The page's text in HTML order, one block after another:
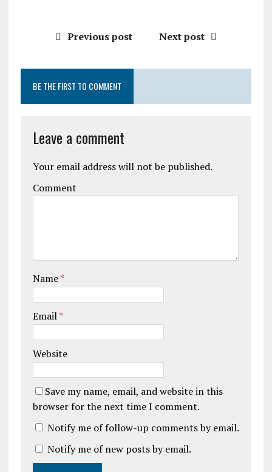
Previous post Next post
BE THE FIRST TO COMMENT
Leave a comment
Your email address will not be published.
Comment
Name*
Email*
Website
Save my name, email, and website in this
browser for the next time I comment.
Notify me of follow-up comments by email.
Notify me of new posts by email.